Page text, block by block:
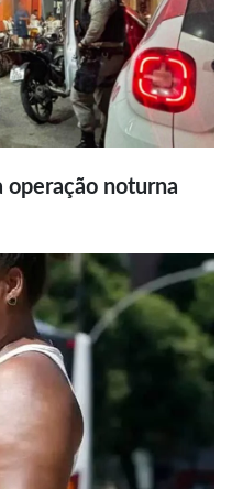
operação noturna